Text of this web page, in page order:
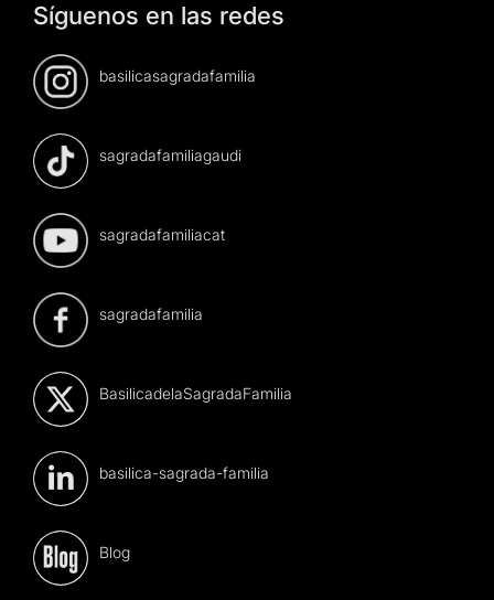
Síguenos en las redes
basilicasagradafamilia
sagradafamiliagaudi
sagradafamiliacat
sagradafamilia
BasilicadelaSagradaFamilia
basilica-sagrada-familia
Blog